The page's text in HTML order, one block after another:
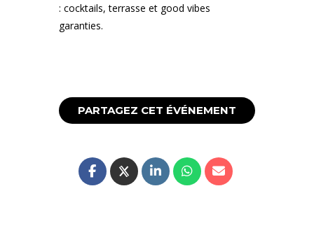
: cocktails, terrasse et good vibes
garanties.
PARTAGEZ CET ÉVÉNEMENT